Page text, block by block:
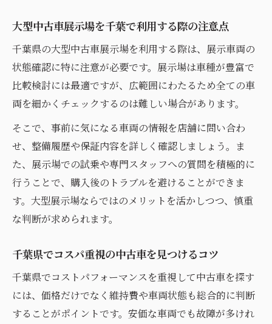
大型中古車展示場を千葉で利用する際の注意点
千葉県の大型中古車展示場を利用する際は、展示車両の
状態確認に特に注意が必要です。展示場は車種が豊富で
比較検討には最適ですが、広範囲にわたるため全ての車
両を細かくチェックするのは難しい場合があります。
そこで、事前に気になる車両の情報を店舗に問い合わ
せ、整備履歴や保証内容を詳しく確認しましょう。ま
た、展示場での試乗や専門スタッフへの質問を積極的に
行うことで、購入後のトラブルを避けることができま
す。大型展示場ならではのメリットを活かしつつ、慎重
な判断が求められます。
千葉県でコスパ重視の中古車を見つけるコツ
千葉県でコストパフォーマンスを重視して中古車を探す
には、価格だけでなく維持費や車両状態も総合的に判断
することがポイントです。安価な車両でも故障が多けれ